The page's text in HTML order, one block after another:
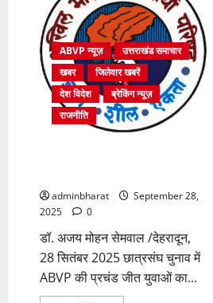
ABVP न्यूज़
उत्तराखंड समाचार
खबर
जिलेवार खबरें
देश विदेश
ब्रेकिंग न्यूज़
राजनीति
adminbharat
September 28,
2025
0
डॉ. अजय मोहन सेमवाल /देहरादून,
28 सितंबर 2025 छात्रसंघ चुनाव में
ABVP की प्रचंड जीत युवाओं का...
अंतर्राष्ट्रीय समाचार